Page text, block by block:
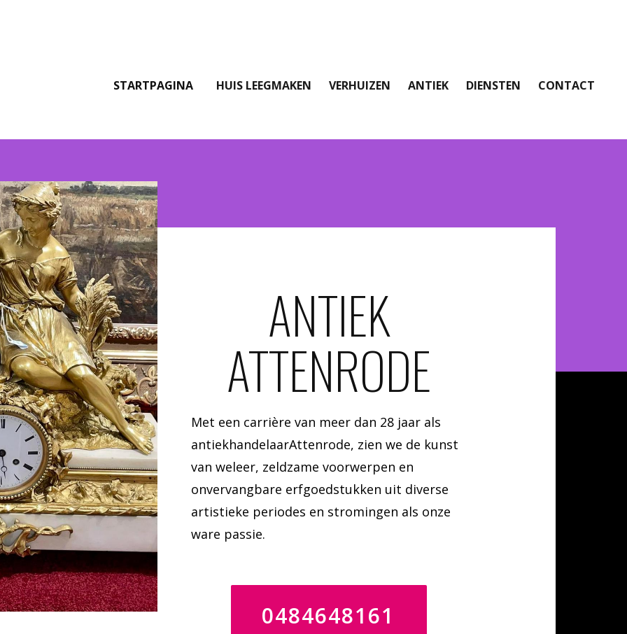
STARTPAGINA HUIS LEEGMAKEN VERHUIZEN ANTIEK DIENSTEN CONTACT
ANTIEK
ATTENRODE
Met een carrière van meer dan 28 jaar als
antiekhandelaarAttenrode, zien we de kunst
van weleer, zeldzame voorwerpen en
onvervangbare erfgoedstukken uit diverse
artistieke periodes en stromingen als onze
ware passie.
0484648161